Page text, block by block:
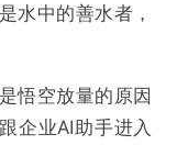
水中的善水者，
悟空放量的原因
企业AI助手进入